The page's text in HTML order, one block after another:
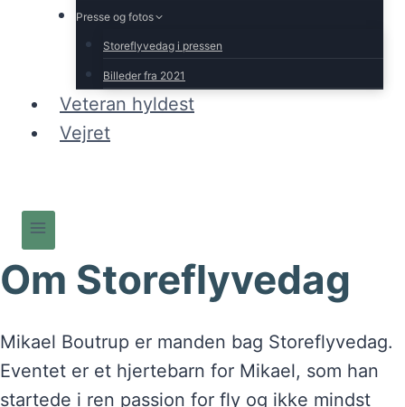
Presse og fotos
Storeflyvedag i pressen
Billeder fra 2021
Veteran hyldest
Vejret
Om Storeflyvedag
Mikael Boutrup er manden bag Storeflyvedag.
Eventet er et hjertebarn for Mikael, som han
startede i ren passion for fly og ikke mindst